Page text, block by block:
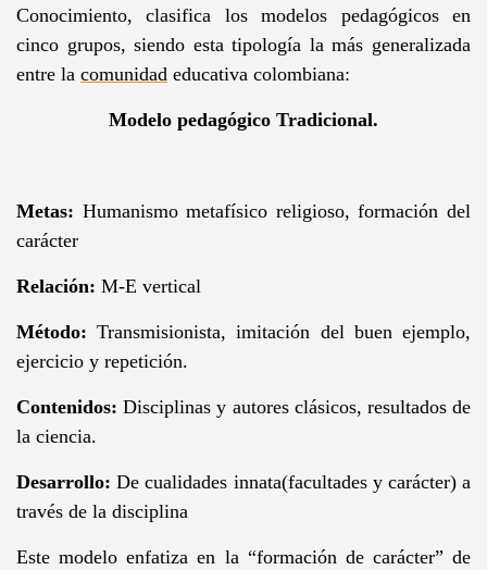
Conocimiento, clasifica los modelos pedagógicos en
cinco grupos, siendo esta tipología la más generalizada
entre la comunidadeducativa colombiana:
Modelo pedagógico Tradicional.
Metas: Humanismo metafísico religioso, formación del
carácter
Relación: M-E vertical
Método:Transmisionista, imitación del buen ejemplo,
ejercicio y repetición.
Contenidos:Disciplinas y autores clásicos, resultados de
la ciencia.
Desarrollo: De cualidades innata(facultades y carácter) a
través de la disciplina
Este modelo enfatiza en la “formación de carácter” de